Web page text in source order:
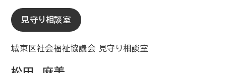
見守り相談室
城東区社会福祉協議会 見守り相談室